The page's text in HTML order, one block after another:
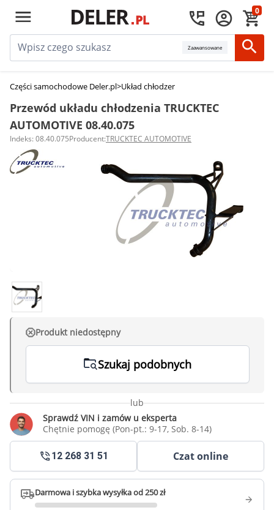
0
Zaawansowane
Części samochodowe Deler.pl>Układ chłodzenia silnika
Przewód układu chłodzenia TRUCKTEC
AUTOMOTIVE 08.40.075
Indeks: 08.40.075Producent:TRUCKTEC AUTOMOTIVE
Produkt niedostępny
Szukaj podobnych
lub
Sprawdź VIN i zamów u eksperta
Chętnie pomogę (Pon-pt.: 9-17, Sob. 8-14)
12 268 31 51 Czat online
Darmowa i szybka wysyłka od 250 zł